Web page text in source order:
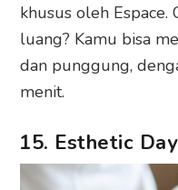
khusus oleh
luang? Kamu bisa
dan punggung,
menit.
15. Esthetic